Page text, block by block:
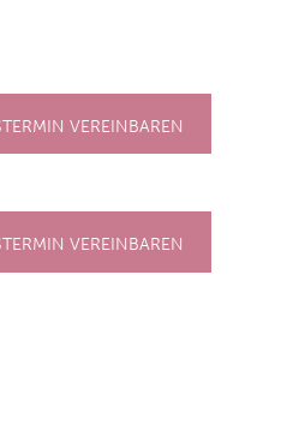
VEREINBAREN
VEREINBAREN